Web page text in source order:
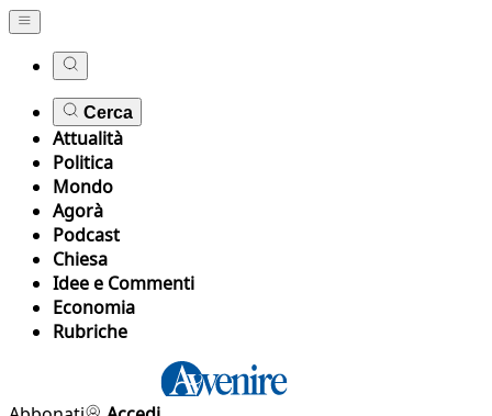
Cerca
Attualità
Politica
Mondo
Agorà
Podcast
Chiesa
Idee e Commenti
Economia
Rubriche